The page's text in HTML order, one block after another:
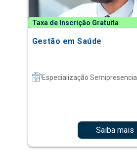
Taxa de Inscrição Gratuita
Gestão em Saúde
Especialização Semipresencial
Saiba mais